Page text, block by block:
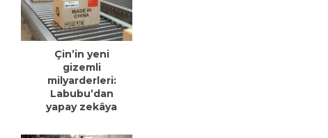
Çin’in yeni
gizemli
milyarderleri:
Labubu’dan
yapay zekâya